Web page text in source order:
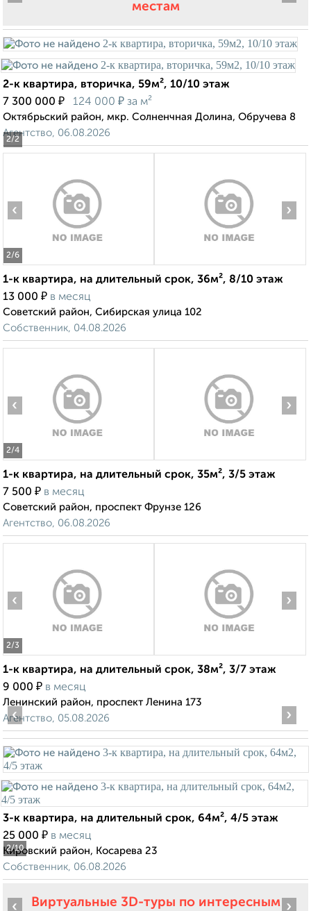
местам
2/2
2-к квартира, вторичка, 59м², 10/10 этаж
7 300 000 ₽ 124 000 ₽ за м²
Октябрьский район, мкр. Солненчная Долина, Обручева 8
Агентство, 06.08.2026
2/6
‹ ›
1-к квартира, на длительный срок, 36м², 8/10 этаж
13 000 ₽ в месяц
Советский район, Сибирская улица 102
Собственник, 04.08.2026
2/4
‹ ›
1-к квартира, на длительный срок, 35м², 3/5 этаж
7 500 ₽ в месяц
Советский район, проспект Фрунзе 126
Агентство, 06.08.2026
2/3
‹ ›
1-к квартира, на длительный срок, 38м², 3/7 этаж
9 000 ₽ в месяц
Ленинский район, проспект Ленина 173
Агентство, 05.08.2026
2/10
‹ ›
3-к квартира, на длительный срок, 64м², 4/5 этаж
25 000 ₽ в месяц
Кировский район, Косарева 23
Собственник, 06.08.2026
Виртуальные 3D-туры по интересным
‹ ›